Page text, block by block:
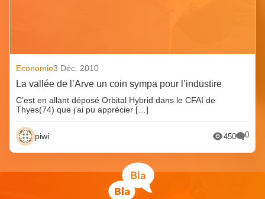
Economie3 Déc. 2010
La vallée de l’Arve un coin sympa pour l’industire
C’est en allant déposé Orbital Hybrid dans le CFAI de
Thyes(74) que j’ai pu apprécier […]
piwi 450 0